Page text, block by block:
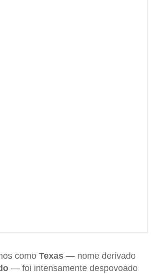
como Texas — nome derivado
— foi intensamente despovoado